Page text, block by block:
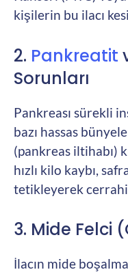
kişilerin bu ilacı
2. Pankreatit
Sorunları
Pankreası sürekli
bazı hassas
(pankreas iltihabı)
hızlı kilo kaybı,
tetikleyerek
3. Mide Felci
İlacın mide